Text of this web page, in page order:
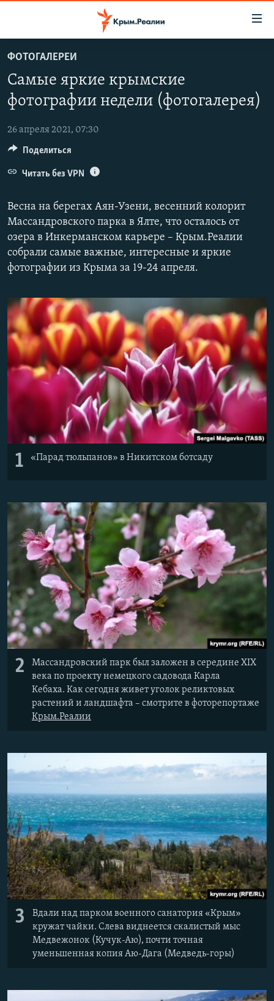
основному
содержанию
Вернутся
навигации
Вернутся
поиску
СПЕЦПРОЕКТЫ
ГРУЗ 200
КАРТА ВОЕННЫХ ОБЪЕКТОВ КРЫМА
11 ЛЕТ ОККУПАЦИИ КРЫМА. 11 ИСТОРИЙ СОПРОТИВЛЕНИЯ
ВОДА
ИСТОРИЯ
ЕЩЕ
ИНТЕРАКТИВ
ТЕЛЕПРОЕКТ КРЫМ.РЕАЛИИ
СОВЕТЫ ПРАВОЗАЩИТНИКОВ
ПРОПАВШИЕ БЕЗ ВЕСТИ
КРЫМ.НЕПОКОРЕННЫЙ
ELIFBE
УКРАИНСКАЯ ПРОБЛЕМА КРЫМА
РАДІО СВОБОДА
КАК ОБОЙТИ БЛОКИРОВКУ
Українською
Qırımtatar
Все сайты RFE/RL
ФОТОГАЛЕРЕИ
Самые яркие крымские
фотографии недели (фотогалерея)
26 апреля 2021, 07:30
Весна на берегах Аян-Узени, весенний колорит
Массандровского парка в Ялте, что осталось от
озера в Инкерманском карьере – Крым.Реалии
собрали самые важные, интересные и яркие
фотографии из Крыма за 19-24 апреля.
1 «Парад тюльпанов» в Никитском ботсаду
2
Массандровский парк был заложен в середине XIX
века по проекту немецкого садовода Карла
Кебаха. Как сегодня живет уголок реликтовых
растений и ландшафта – смотрите в фоторепортаже
Крым.Реалии
3
Вдали над парком военного санатория «Крым»
кружат чайки. Слева виднеется скалистый мыс
Медвежонок (Кучук-Аю), почти точная
уменьшенная копия Аю-Дага (Медведь-горы)
Поделиться
Читать без VPN